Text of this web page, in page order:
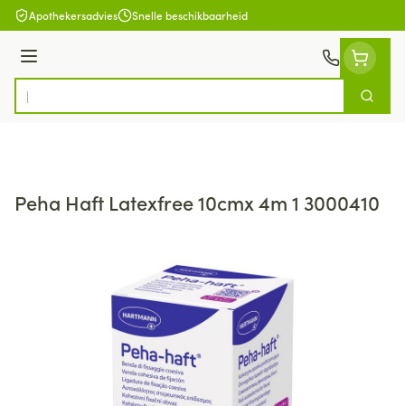
Ga naar de inhoud
Apothekersadvies Snelle beschikbaarheid
Menu
Product, merk, categorie...
Zoek
Peha Haft Latexfree 10cmx 4m 1 3000410